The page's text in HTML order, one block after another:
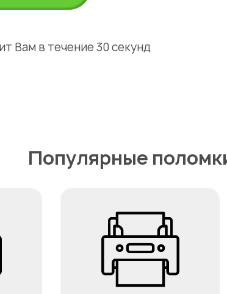
Вам в течение 30 секунд
Популярные